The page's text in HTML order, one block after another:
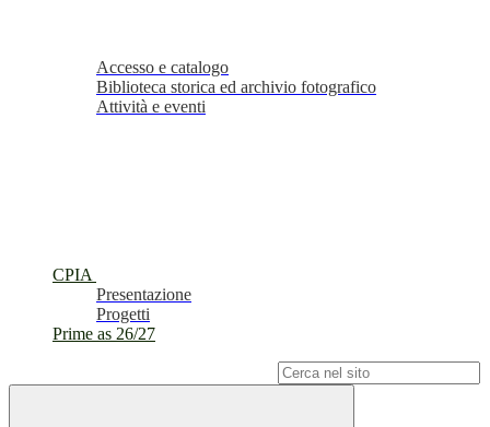
Accesso e catalogo
Biblioteca storica ed archivio fotografico
Attività e eventi
CPIA
Presentazione
Progetti
Prime as 26/27